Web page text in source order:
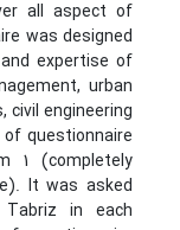
all aspect of
was designed
expertise of
urban
civil engineering
questionnaire
1 (completely
It was asked
in each